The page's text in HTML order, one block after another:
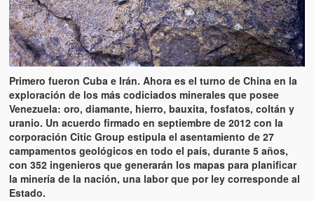
Primero fueron Cuba e Irán. Ahora es el turno de China en la
exploración de los más codiciados minerales que posee
Venezuela: oro, diamante, hierro, bauxita, fosfatos, coltán y
uranio. Un acuerdo firmado en septiembre de 2012 con la
corporación Citic Group estipula el asentamiento de 27
campamentos geológicos en todo el país, durante 5 años,
con 352 ingenieros que generarán los mapas para planificar
la minería de la nación, una labor que por ley corresponde al
Estado.